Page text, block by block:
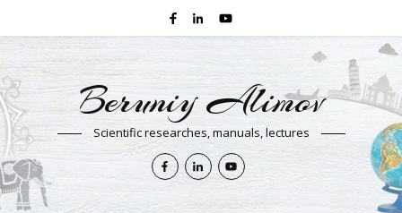
Beruniy Alimov
Scientific researches, manuals, lectures